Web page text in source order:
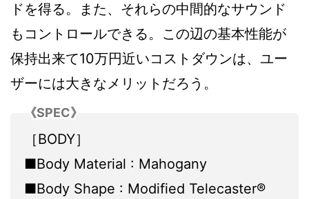
ドを得る。また、それらの中間的なサウンド
もコントロールできる。この辺の基本性能が
保持出来て10万円近いコストダウンは、ユー
ザーには大きなメリットだろう。
《SPEC》
［BODY］
■Body Material : Mahogany
■Body Shape : Modified Telecaster®